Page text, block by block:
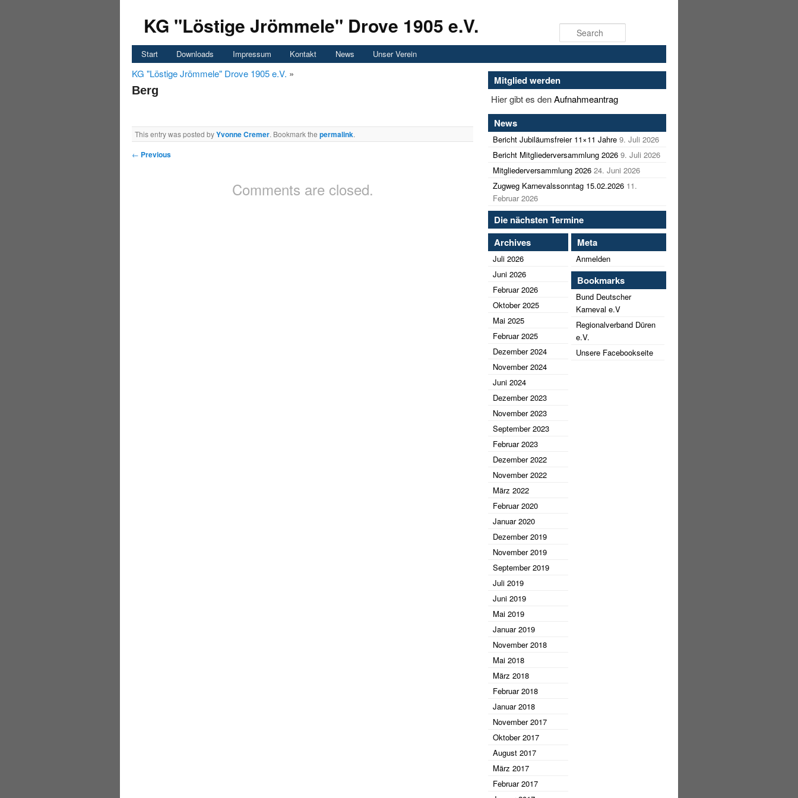
KG "Löstige Jrömmele" Drove 1905 e.V.
Start Downloads Impressum Kontakt News Unser Verein
KG "Löstige Jrömmele" Drove 1905 e.V. »
Berg
This entry was posted byYvonne Cremer. Bookmark the permalink.
← Previous
Comments are closed.
Mitglied werden
Hier gibt es denAufnahmeantrag
News
Bericht Jubiläumsfreier 11×11 Jahre 9. Juli 2026
Bericht Mitgliederversammlung 2026 9. Juli 2026
Mitgliederversammlung 2026 24. Juni 2026
Zugweg Karnevalssonntag 15.02.2026 11.
Februar 2026
Die nächsten Termine
Archives
Juli 2026
Juni 2026
Februar 2026
Oktober 2025
Mai 2025
Februar 2025
Dezember 2024
November 2024
Juni 2024
Dezember 2023
November 2023
September 2023
Februar 2023
Dezember 2022
November 2022
März 2022
Februar 2020
Januar 2020
Dezember 2019
November 2019
September 2019
Juli 2019
Juni 2019
Mai 2019
Januar 2019
November 2018
Mai 2018
März 2018
Februar 2018
Januar 2018
November 2017
Oktober 2017
August 2017
März 2017
Februar 2017
Meta
Anmelden
Bookmarks
Bund Deutscher
Karneval e.V
Regionalverband Düren
e.V.
Unsere Facebookseite